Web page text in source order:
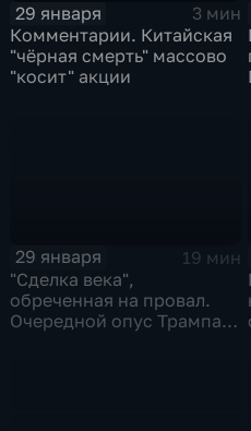
29 января
3 мин
Комментарии. Китайская
"чёрная смерть" массово
"косит" акции
29 января
19 мин
"Сделка века",
обреченная на провал.
Очередной опус Трампа.